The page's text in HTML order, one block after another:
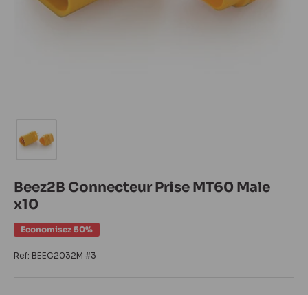
Beez2B Connecteur Prise MT60 Male
x10
Economisez 50%
Ref: BEEC2032M #3